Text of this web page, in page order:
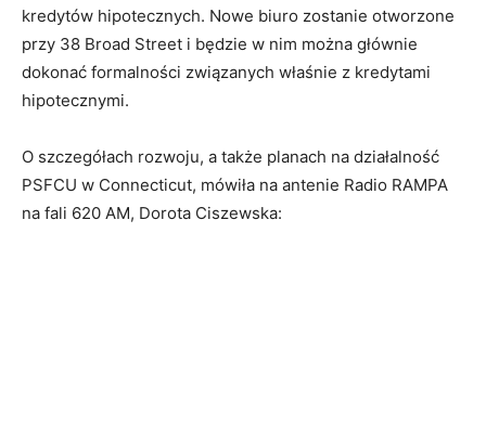
kredytów hipotecznych. Nowe biuro zostanie otworzone
przy 38 Broad Street i będzie w nim można głównie
dokonać formalności związanych właśnie z kredytami
hipotecznymi.
O szczegółach rozwoju, a także planach na działalność
PSFCU w Connecticut, mówiła na antenie Radio RAMPA
na fali 620 AM, Dorota Ciszewska: